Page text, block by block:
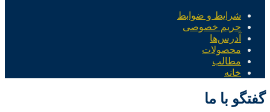
شرایط و ضوابط
حریم خصوصی
آدرس‌ها
محصولات
مطالب
خانه
گفتگو با ما